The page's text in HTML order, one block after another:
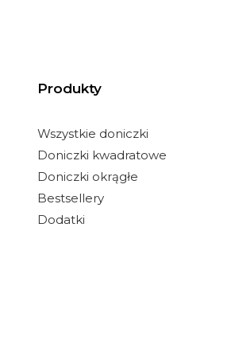
Produkty
Wszystkie doniczki
Doniczki kwadratowe
Doniczki okrągłe
Bestsellery
Dodatki